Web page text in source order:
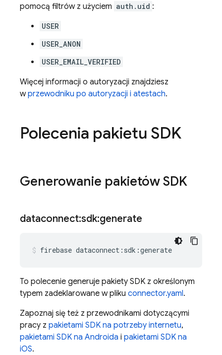
pomocą filtrów z użyciem auth.uid :
USER
USER_ANON
USER_EMAIL_VERIFIED
Więcej informacji o autoryzacji znajdziesz
wprzewodniku po autoryzacji i atestach.
Polecenia pakietu SDK
Generowanie pakietów SDK
dataconnect:sdk:generate
firebase dataconnect:sdk:generate
To polecenie generuje pakiety SDK z określonym
typem zadeklarowane w pliku connector.yaml.
Zapoznaj się też z przewodnikami dotyczącymi
pracy z pakietami SDK na potrzeby internetu,
pakietami SDK na Androida i pakietami SDK na
iOS.